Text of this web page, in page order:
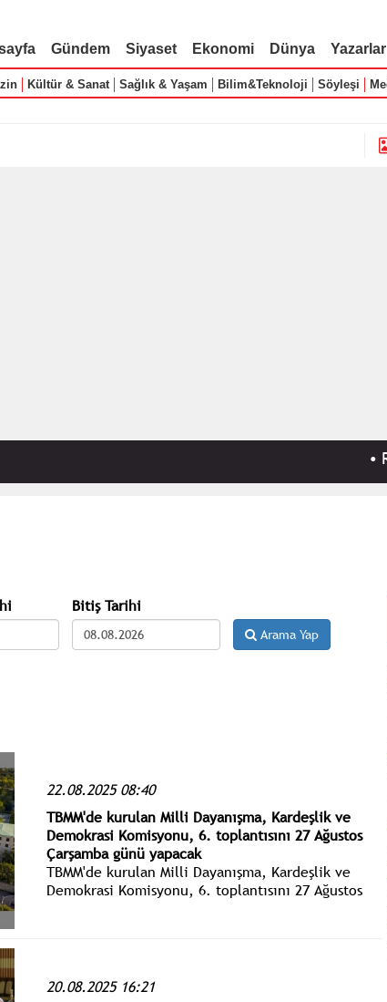
Gündem Siyaset Ekonomi Dünya Yazarlar
Kültür & Sanat Sağlık & Yaşam Bilim&Teknoloji Söyleşi
Bitiş Tarihi
Arama Yap
22.08.2025 08:40
TBMM'de kurulan Milli Dayanışma, Kardeşlik ve
Demokrasi Komisyonu, 6. toplantısını 27 Ağustos
Çarşamba günü yapacak
TBMM'de kurulan Milli Dayanışma, Kardeşlik ve
Demokrasi Komisyonu, 6. toplantısını 27 Ağustos
20.08.2025 16:21